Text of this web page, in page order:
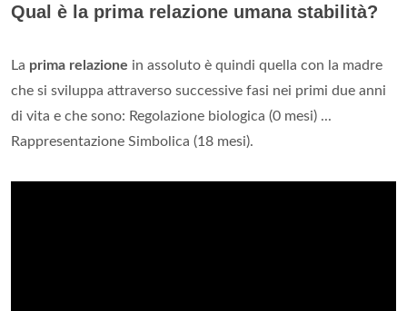
Qual è la prima relazione umana stabilità?
La prima relazione in assoluto è quindi quella con la madre
che si sviluppa attraverso successive fasi nei primi due anni
di vita e che sono: Regolazione biologica (0 mesi) ...
Rappresentazione Simbolica (18 mesi).